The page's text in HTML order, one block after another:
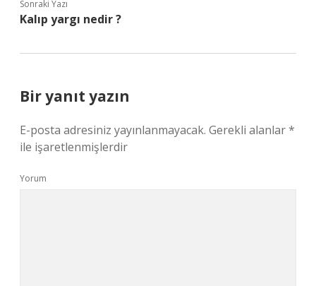
Sonraki Yazı
Kalıp yargı nedir ?
Bir yanıt yazın
E-posta adresiniz yayınlanmayacak. Gerekli alanlar*
ile işaretlenmişlerdir
Yorum